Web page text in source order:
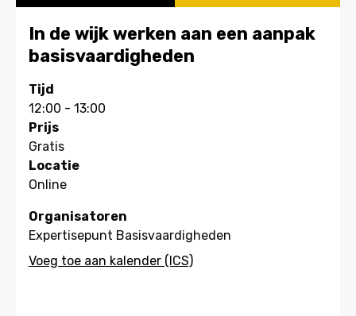
In de wijk werken aan een aanpak
basisvaardigheden
Tijd
12:00 - 13:00
Prijs
Gratis
Locatie
Online
Organisatoren
Expertisepunt Basisvaardigheden